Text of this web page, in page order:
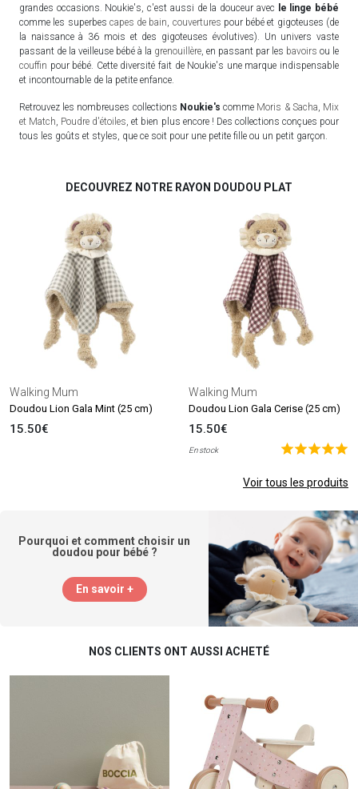
grandes occasions. Noukie's, c'est aussi de la douceur avec
le linge bébé
comme les superbes capes de bain couvertures pour bébé et gigoteuses (de
la naissance à 36 mois et des gigoteuses évolutives). Un univers vaste
passant de la veilleuse bébé à la grenouillère , en passant par les bavoirs ou le
couffin pour bébé. Cette diversité fait de Noukie's une marque indispensable
et incontournable de la petite enfance.
Retrouvez les nombreuses collections Noukie's comme Moris & Sacha Mix
et Match Poudre d'étoiles , et bien plus encore ! Des collections conçues pour
tous les goûts et styles, que ce soit pour une petite fille ou un petit garçon.
DECOUVREZ NOTRE RAYON DOUDOU PLAT
Walking Mum
Doudou Lion Gala Mint (25 cm)
15.50€
Walking Mum
Doudou Lion Gala Cerise (25 cm)
15.50€
En stock
Voir tous les produits
Pourquoi et comment choisir un
doudou pour bébé ?
En savoir +
NOS CLIENTS ONT AUSSI ACHETÉ